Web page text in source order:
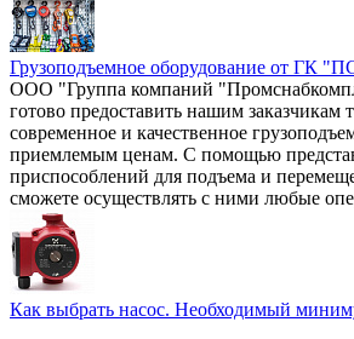
Грузоподъемное оборудование от ГК
ООО "Группа компаний
готово предоставить нашим заказчикам
современное и качественное
приемлемым ценам. С помощью
приспособлений для подъема и
сможете осуществлять с ними любые
Как выбрать насос. Необходимый